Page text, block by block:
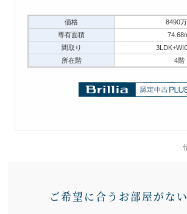
価格
8490
専有面積
間取り
所在階
4階
ご希望に合うお部屋がな